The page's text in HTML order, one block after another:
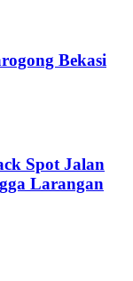
Bekasi
Spot Jalan
Larangan